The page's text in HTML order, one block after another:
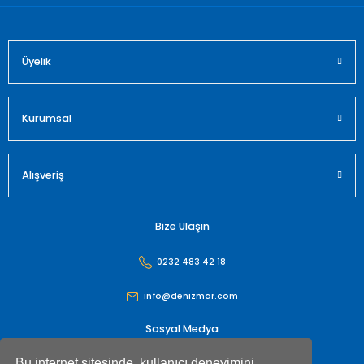
Üyelik
Kurumsal
Alışveriş
Bize Ulaşın
0232 483 42 18
info@denizmar.com
Sosyal Medya